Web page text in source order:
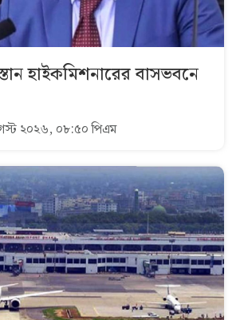
হাইকমিশনারের বাসভবনে
২০২৬, ০৮:৫০ পিএম